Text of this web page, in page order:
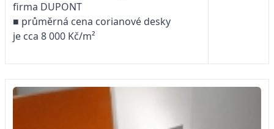
firma DUPONT
■ průměrná cena corianové desky
je cca 8 000 Kč/m²